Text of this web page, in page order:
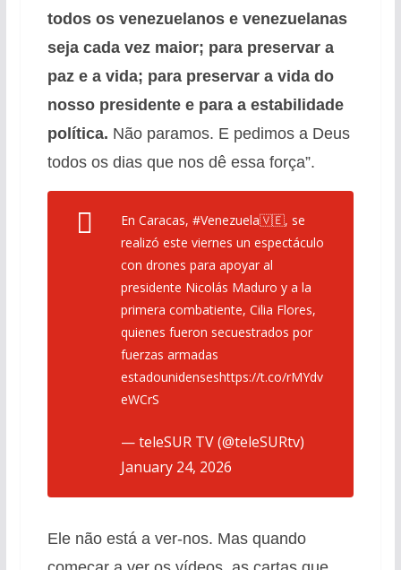
todos os venezuelanos e venezuelanas
seja cada vez maior; para preservar a
paz e a vida; para preservar a vida do
nosso presidente e para a estabilidade
política. Não paramos. E pedimos a Deus
todos os dias que nos dê essa força”.
En Caracas, #Venezuela🇻🇪, se
realizó este viernes un espectáculo
con drones para apoyar al
presidente Nicolás Maduro y a la
primera combatiente, Cilia Flores,
quienes fueron secuestrados por
fuerzas armadas
estadounidenseshttps://t.co/rMYdv
eWCrS
— teleSUR TV (@teleSURtv)
January 24, 2026
Ele não está a ver-nos. Mas quando